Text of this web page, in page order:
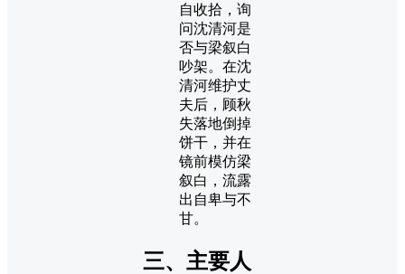
自收拾，询
问沈清河是
否与梁叙白
吵架。在沈
清河维护丈
夫后，顾秋
失落地倒掉
饼干，并在
镜前模仿梁
叙白，流露
出自卑与不
甘。
三、主要人